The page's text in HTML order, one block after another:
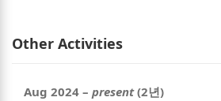
Other Activities
Aug 2024 – present (2년)